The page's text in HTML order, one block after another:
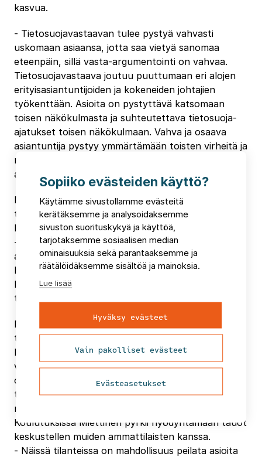
kasvua.
‐ Tietosuojavastaavan tulee pystyä vahvasti
uskomaan asiaansa, jotta saa vietyä sanomaa
eteenpäin, sillä vasta‐argumentointi on vahvaa.
Tietosuojavastaava joutuu puuttumaan eri alojen
erityisasiantuntijoiden ja kokeneiden johtajien
työkenttään. Asioita on pystyttävä katsomaan
toisen näkökulmasta ja suhteutettava tietosuoja‐
ajatukset toisen näkökulmaan. Vahva ja osaava
asiantuntija pystyy ymmärtämään toisten virheitä ja
myös myöntämään omat virheensä, korjaamaan ne
asiallisesti ja oppimaan niistä.
Mirella Miettinen pitää tietosuojavastaavan työssä
tärkeänä vuorovaikutukseen ja johtamiseen
liittyvää osaamista.
‐ Omasta taustastani laadunhallinnassa, Lean‐
ajattelussa ja prosessien hallinnassa on ollut
hyötyä. Osaamiseni muissa turvallisuusasioissa,
kuten potilasturvallisuudessa ja
työturvallisuudessa, tukee tietosuojatyötä.
Miettinen ajattelee hyötyneensä
tietosuojasäännösten ymmärtämistä tukevien
koulutusten lisäksi erityisesti riskienhallinan ja
viestinnän koulutuksista. Julkisilla toimialoilla
osaamista tulee olla myös julkisuusperiaatteesta ja
tiedonhallinnasta. Kyberturvallisuusasiat antavat
näkökulmaa tietosuojatoimien tärkeydelle.
Koulutuksissa Miettinen pyrkii hyödyntämään tauot
keskustellen muiden ammattilaisten kanssa.
‐ Näissä tilanteissa on mahdollisuus peilata asioita
Sopiiko evästeiden käyttö?
Käytämme sivustollamme evästeitä
kerätäksemme ja analysoidaksemme
sivuston suorituskykyä ja käyttöä,
tarjotaksemme sosiaalisen median
ominaisuuksia sekä parantaaksemme ja
räätälöidäksemme sisältöä ja mainoksia.
Lue lisää
Hyväksy evästeet
Vain pakolliset evästeet
Evästeasetukset